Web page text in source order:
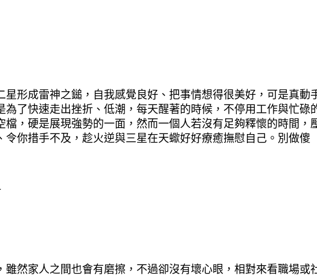
星形成雷神之鎚，自我感覺良好、把事情想得很美好，可是真動
為了快速走出挫折、低潮，每天醒著的時候，不停用工作與忙碌
檔，硬是展現強勢的一面，然而一個人若沒有足夠釋懷的時間，
令你措手不及，趁火逆與三星在天蠍好好療癒撫慰自己。別做傻
雖然家人之間也會有磨擦，不過卻沒有壞心眼，相對來看職場或